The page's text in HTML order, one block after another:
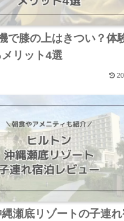
で膝の上はきつい？体
リット4選
瀬底リゾートの子連